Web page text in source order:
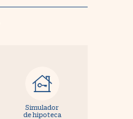
Simulador
de hipoteca